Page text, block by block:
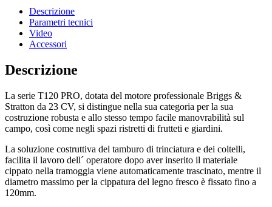
Descrizione
Parametri tecnici
Video
Accessori
Descrizione
La serie T120 PRO, dotata del motore professionale Briggs &
Stratton da 23 CV, si distingue nella sua categoria per la sua
costruzione robusta e allo stesso tempo facile manovrabilità sul
campo, così come negli spazi ristretti di frutteti e giardini.
La soluzione costruttiva del tamburo di trinciatura e dei coltelli,
facilita il lavoro dell´ operatore dopo aver inserito il materiale
cippato nella tramoggia viene automaticamente trascinato, mentre il
diametro massimo per la cippatura del legno fresco è fissato fino a
120mm.